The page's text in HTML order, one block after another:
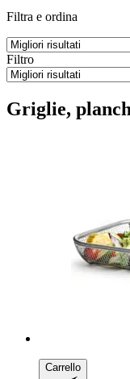
Filtra e ordina
Filtro
Griglie,
Carrello